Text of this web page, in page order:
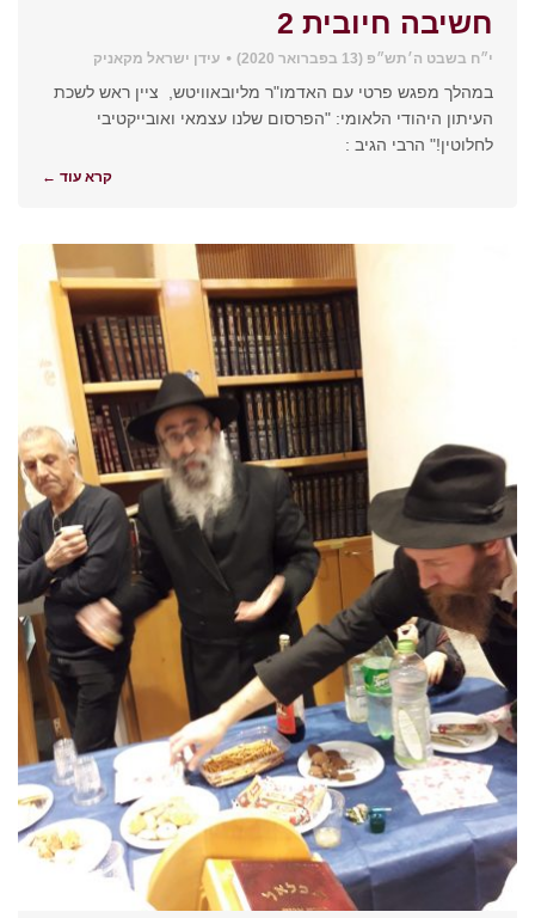
חשיבה חיובית 2
י״ח בשבט ה׳תש״פ (13 בפברואר 2020) עידן ישראל מקאניק
במהלך מפגש פרטי עם האדמו"ר מליובאוויטש, ציין ראש לשכת
העיתון היהודי הלאומי: "הפרסום שלנו עצמאי ואובייקטיבי
לחלוטין!" הרבי הגיב :
קרא עוד ←